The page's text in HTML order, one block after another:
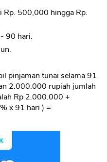
Rp. 500,000 hingga Rp.
90 hari.
pinjaman tunai selama 91
2.000.000 rupiah jumlah
Rp 2.000.000 +
x 91 hari ) =